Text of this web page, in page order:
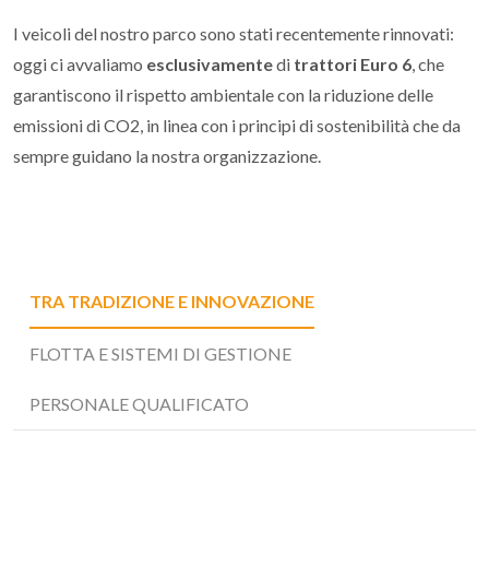
I veicoli del nostro parco sono stati recentemente rinnovati:
oggi ci avvaliamo esclusivamentedi trattori Euro 6 , che
garantiscono il rispetto ambientale con la riduzione delle
emissioni di CO2, in linea con i principi di sostenibilità che da
sempre guidano la nostra organizzazione.
TRA TRADIZIONE E INNOVAZIONE
FLOTTA E SISTEMI DI GESTIONE
PERSONALE QUALIFICATO